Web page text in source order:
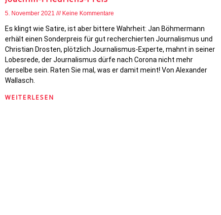
5. November 2021 Keine Kommentare
Es klingt wie Satire, ist aber bittere Wahrheit: Jan Böhmermann
erhält einen Sonderpreis für gut recherchierten Journalismus und
Christian Drosten, plötzlich Journalismus-Experte, mahnt in seiner
Lobesrede, der Journalismus dürfe nach Corona nicht mehr
derselbe sein. Raten Sie mal, was er damit meint! Von Alexander
Wallasch.
WEITERLESEN